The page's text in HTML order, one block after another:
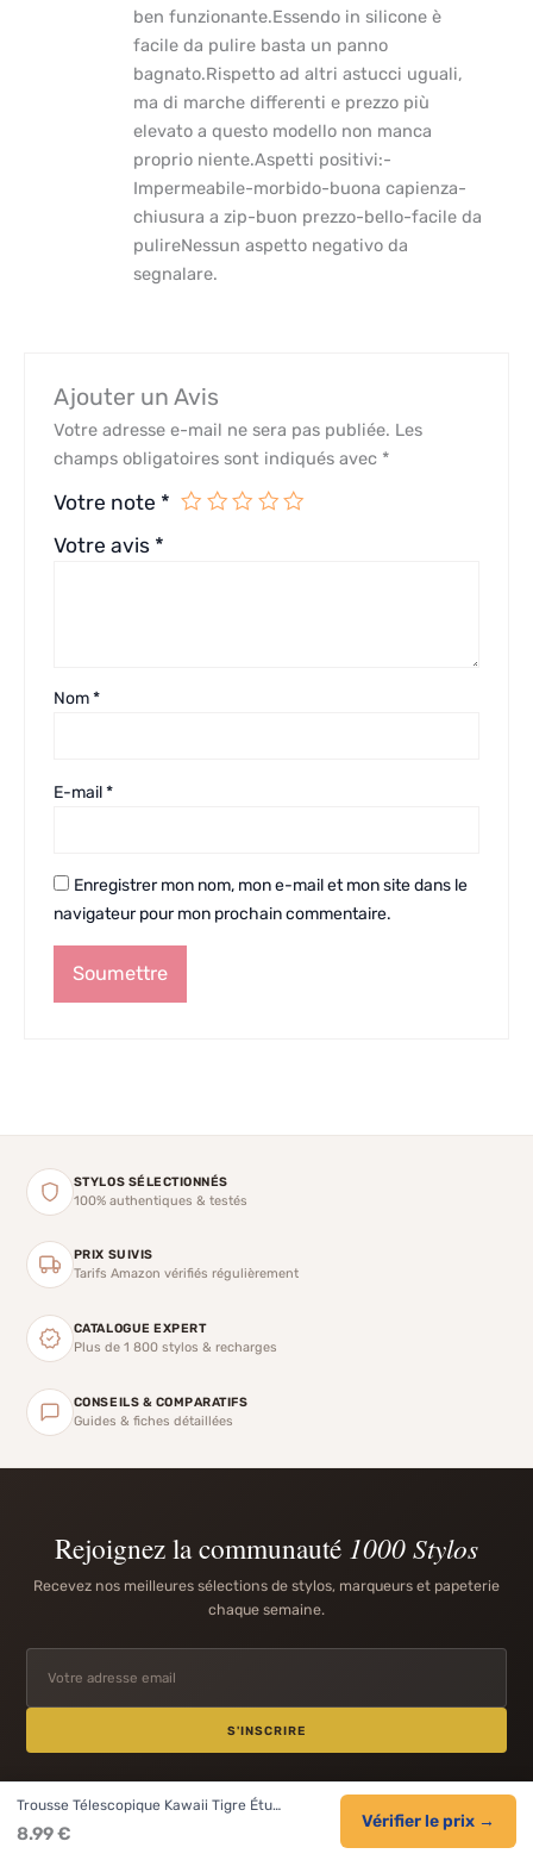
ben funzionante.Essendo in silicone è
facile da pulire basta un panno
bagnato.Rispetto ad altri astucci uguali,
ma di marche differenti e prezzo più
elevato a questo modello non manca
proprio niente.Aspetti positivi:-
Impermeabile-morbido-buona capienza-
chiusura a zip-buon prezzo-bello-facile da
pulireNessun aspetto negativo da
segnalare.
Ajouter un Avis
Votre adresse e-mail ne sera pas publiée. Les
champs obligatoires sont indiqués avec *
Votre note *
Votre avis *
Nom*
E-mail*
Enregistrer mon nom, mon e-mail et mon site dans le
navigateur pour mon prochain commentaire.
STYLOS SÉLECTIONNÉS
100% authentiques & testés
PRIX SUIVIS
Tarifs Amazon vérifiés régulièrement
CATALOGUE EXPERT
Plus de 1 800 stylos & recharges
CONSEILS & COMPARATIFS
Guides & fiches détaillées
Rejoignez la communauté 1000 Stylos
Recevez nos meilleures sélections de stylos, marqueurs et papeterie
chaque semaine.
S'INSCRIRE
Trousse Télescopique Kawaii Tigre Étu…
8.99 €
Vérifier le prix →